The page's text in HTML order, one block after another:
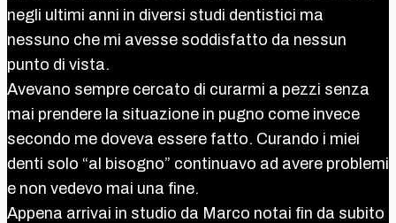
negli ultimi anni in diversi studi dentistici ma
nessuno che mi avesse soddisfatto da nessun
punto di vista.
Avevano sempre cercato di curarmi a pezzi senza
mai prendere la situazione in pugno come invece
secondo me doveva essere fatto. Curando i miei
denti solo “al bisogno” continuavo ad avere problemi
e non vedevo mai una fine.
Appena arrivai in studio da Marco notai fin da subito